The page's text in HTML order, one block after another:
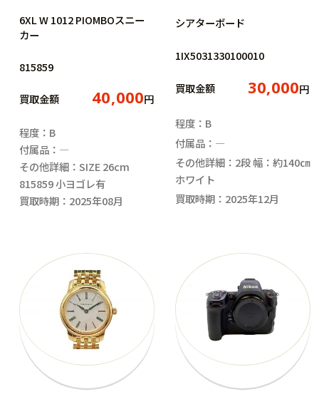
6XL W 1012 PIOMBOスニー
カー
815859
買取金額 40,000円
程度：B
付属品：―
その他詳細：SIZE 26cm
815859 小ヨゴレ有
買取時期：2025年08月
シアターボード
1IX5031330100010
買取金額 30,000円
程度：B
付属品：―
その他詳細：2段 幅：約140㎝
ホワイト
買取時期：2025年12月